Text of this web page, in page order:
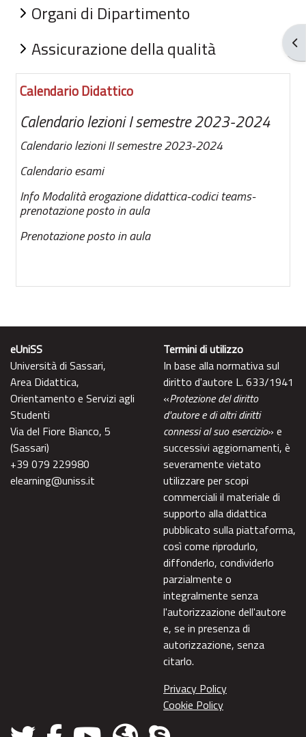
Organi di Dipartimento
Assicurazione della qualità
Calendario Didattico
Calendario lezioni I semestre 2023-2024
Calendario lezioni II semestre 2023-2024
Calendario esami
Info Modalità erogazione didattica-codici teams-
prenotazione posto in aula
Prenotazione posto in aula
eUniSS
Università di Sassari,
Area Didattica,
Orientamento e Servizi agli
Studenti
Via del Fiore Bianco, 5
(Sassari)
+39 079 229980
elearning@uniss.it
Termini di utilizzo
In base alla normativa sul
diritto d'autore L. 633/1941
«Protezione del diritto
d'autore e di altri diritti
connessi al suo esercizio» e
successivi aggiornamenti, è
severamente vietato
utilizzare per scopi
commerciali il materiale di
supporto alla didattica
pubblicato sulla piattaforma,
così come riprodurlo,
diffonderlo, condividerlo
parzialmente o
integralmente senza
l'autorizzazione dell'autore
e, se in presenza di
autorizzazione, senza
citarlo.
Privacy Policy
Cookie Policy